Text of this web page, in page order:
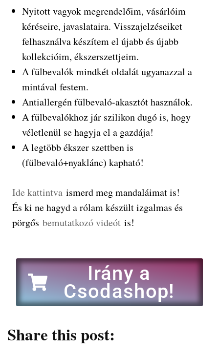
Nyitott vagyok megrendelőim, vásárlóim
kéréseire, javaslataira. Visszajelzéseiket
felhasználva készítem el újabb és újabb
kollekcióim, ékszerszettjeim.
A fülbevalók mindkét oldalát ugyanazzal a
mintával festem.
Antiallergén fülbevaló-akasztót használok.
A fülbevalókhoz jár szilikon dugó is, hogy
véletlenül se hagyja el a gazdája!
A legtöbb ékszer szettben is
(fülbevaló+nyaklánc) kapható!
Ide kattintva ismerd meg mandaláimat is!
És ki ne hagyd a rólam készült izgalmas és
pörgős bemutatkozó videót is!
Irány a
Csodashop!
Share this post: